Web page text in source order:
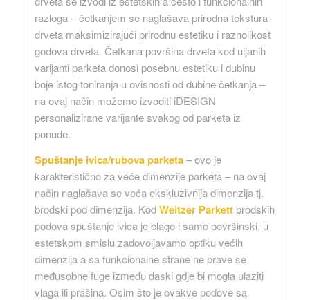
razloga – četkanjem se naglašava prirodna tekstura
drveta maksimizirajući prirodnu estetiku i raznolikost
godova drveta. Četkana površina drveta kod uljanih
varijanti parketa donosi posebnu estetiku i dubinu
boje istog toniranja u ovisnosti od dubine četkanja –
na ovaj način možemo izvoditi iDESIGN
personalizirane varijante svakog od parketa iz
ponude.
Spuštanje ivica/rubova parketa– ovo je
karakteristično za veće dimenzije parketa – na ovaj
način naglašava se veća ekskluzivnija dimenzija tj.
brodski pod dimenzija. KodWeitzer Parkettbrodskih
podova spuštanje ivica je blago i samo površinski, u
estetskom smislu zadovoljavamo optiku većih
dimenzija a sa funkcionalne strane ne prave se
međusobne fuge između daski gdje bi mogla ulaziti
vlaga ili prašina. Osim što je ovakve podove sa